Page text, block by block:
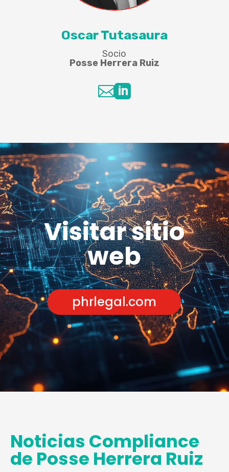
Oscar Tutasaura
Socio
Posse Herrera Ruiz

Visitar sitio
web
phrlegal.com
Noticias Compliance
de Posse Herrera Ruiz